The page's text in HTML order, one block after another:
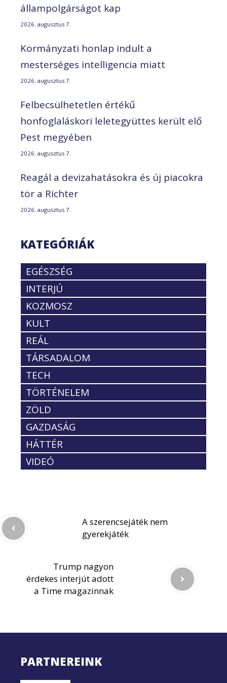
állampolgárságot kap
2026. augusztus 7.
Kormányzati honlap indult a
mesterséges intelligencia miatt
2026. augusztus 7.
Felbecsülhetetlen értékű
honfoglaláskori leletegyüttes került elő
Pest megyében
2026. augusztus 7.
Reagál a devizahatásokra és új piacokra
tör a Richter
2026. augusztus 7.
KATEGÓRIÁK
EGÉSZSÉG
INTERJÚ
KOZMOSZ
KULT
REÁL
TÁRSADALOM
TECH
TÖRTÉNELEM
ZÖLD
GAZDASÁG
HÁTTÉR
VIDEÓ
A szerencsejáték nem
gyerekjáték
Trump nagyon
érdekes interjút adott
a Time magazinnak
PARTNEREINK